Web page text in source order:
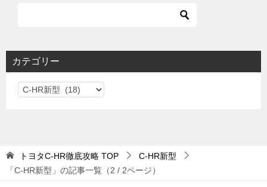
カテゴリー
カ
トヨタC-HR徹底攻略 TOP
C-HR新型
「C-HR新型」の記事一覧（2 / 2ページ）